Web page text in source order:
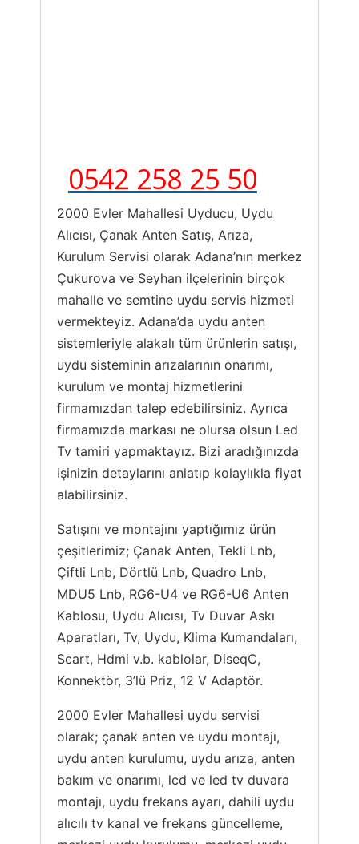
0542 258 25 50
2000 Evler Mahallesi Uyducu, Uydu
Alıcısı, Çanak Anten Satış, Arıza,
Kurulum Servisi olarak Adana’nın merkez
Çukurova ve Seyhan ilçelerinin birçok
mahalle ve semtine uydu servis hizmeti
vermekteyiz. Adana’da uydu anten
sistemleriyle alakalı tüm ürünlerin satışı,
uydu sisteminin arızalarının onarımı,
kurulum ve montaj hizmetlerini
firmamızdan talep edebilirsiniz. Ayrıca
firmamızda markası ne olursa olsun Led
Tv tamiri yapmaktayız. Bizi aradığınızda
işinizin detaylarını anlatıp kolaylıkla fiyat
alabilirsiniz.
Satışını ve montajını yaptığımız ürün
çeşitlerimiz; Çanak Anten, Tekli Lnb,
Çiftli Lnb, Dörtlü Lnb, Quadro Lnb,
MDU5 Lnb, RG6-U4 ve RG6-U6 Anten
Kablosu, Uydu Alıcısı, Tv Duvar Askı
Aparatları, Tv, Uydu, Klima Kumandaları,
Scart, Hdmi v.b. kablolar, DiseqC,
Konnektör, 3’lü Priz, 12 V Adaptör.
2000 Evler Mahallesi uydu servisi
olarak; çanak anten ve uydu montajı,
uydu anten kurulumu, uydu arıza, anten
bakım ve onarımı, lcd ve led tv duvara
montajı, uydu frekans ayarı, dahili uydu
alıcılı tv kanal ve frekans güncelleme,